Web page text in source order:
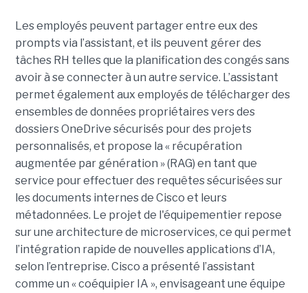
Les employés peuvent partager entre eux des
prompts via l’assistant, et ils peuvent gérer des
tâches RH telles que la planification des congés sans
avoir à se connecter à un autre service. L’assistant
permet également aux employés de télécharger des
ensembles de données propriétaires vers des
dossiers OneDrive sécurisés pour des projets
personnalisés, et propose la « récupération
augmentée par génération » (RAG) en tant que
service pour effectuer des requêtes sécurisées sur
les documents internes de Cisco et leurs
métadonnées. Le projet de l'équipementier repose
sur une architecture de microservices, ce qui permet
l’intégration rapide de nouvelles applications d’IA,
selon l’entreprise. Cisco a présenté l’assistant
comme un « coéquipier IA », envisageant une équipe